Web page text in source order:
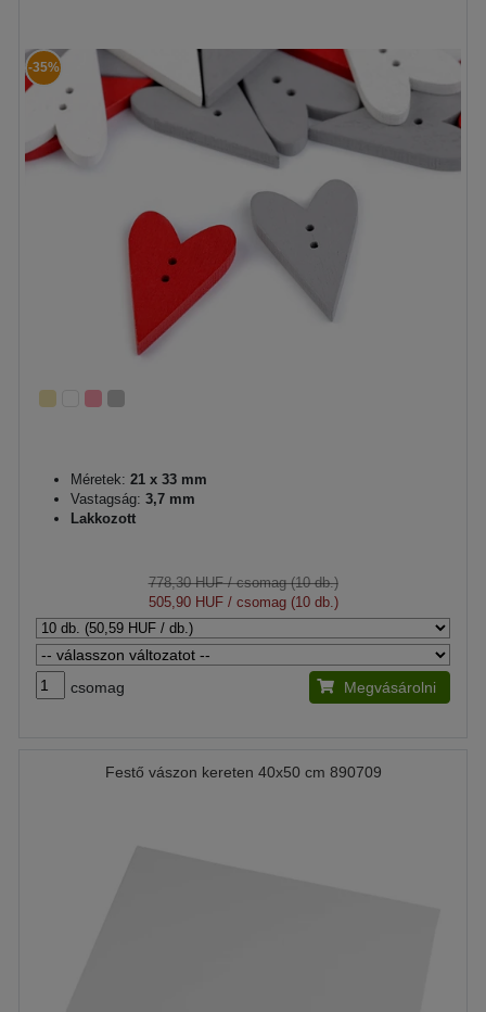
-35%
Méretek: 21 x 33 mm
Vastagság: 3,7 mm
Lakkozott
778,30 HUF/ csomag (10 db.)
505,90 HUF/ csomag (10 db.)
csomag Megvásárolni
Festő vászon kereten 40x50 cm 890709